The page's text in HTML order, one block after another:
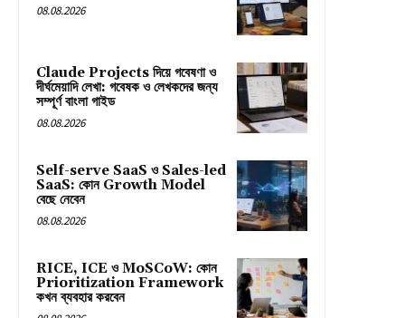
08.08.2026
Claude Projects দিয়ে গবেষণা ও
দীর্ঘমেয়াদি লেখা: গবেষক ও লেখকদের জন্য
সম্পূর্ণ বাংলা গাইড
08.08.2026
Self-serve SaaS ও Sales-led
SaaS: কোন Growth Model
বেছে নেবেন
08.08.2026
RICE, ICE ও MoSCoW: কোন
Prioritization Framework
কখন ব্যবহার করবেন